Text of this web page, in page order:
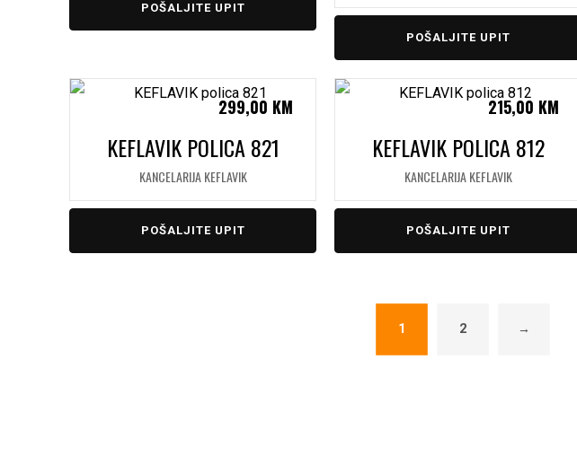
POŠALJITE UPIT
POŠALJITE UPIT
KEFLAVIK POLICA 821
KANCELARIJA KEFLAVIK
299,00 KM
POŠALJITE UPIT
KEFLAVIK POLICA 812
KANCELARIJA KEFLAVIK
215,00 KM
POŠALJITE UPIT
1 2 →